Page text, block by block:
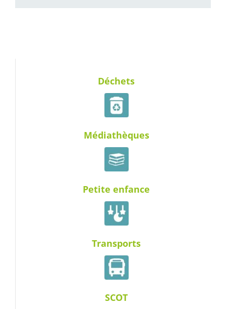
Déchets
Médiathèques
Petite enfance
Transports
SCOT